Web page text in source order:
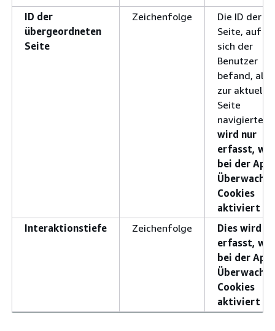
ID der
übergeordneten
Seite
Zeichenfolge
Die ID der
Seite, auf
sich der
Benutzer
befand, als
zur aktuellen
Seite
navigierte.
wird nur
erfasst,
bei der
Cookies
aktiviert
Interaktionstiefe
Zeichenfolge
Dies wird
erfasst,
bei der
Cookies
aktiviert